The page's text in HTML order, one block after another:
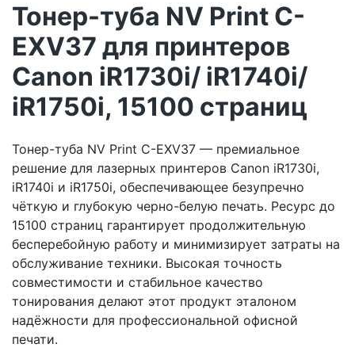
Тонер-туба NV Print C-
EXV37 для принтеров
Canon iR1730i/ iR1740i/
iR1750i, 15100 страниц
Тонер-туба NV Print C-EXV37 — премиальное
решение для лазерных принтеров Canon iR1730i,
iR1740i и iR1750i, обеспечивающее безупречно
чёткую и глубокую черно-белую печать. Ресурс до
15100 страниц гарантирует продолжительную
бесперебойную работу и минимизирует затраты на
обслуживание техники. Высокая точность
совместимости и стабильное качество
тонирования делают этот продукт эталоном
надёжности для профессиональной офисной
печати.